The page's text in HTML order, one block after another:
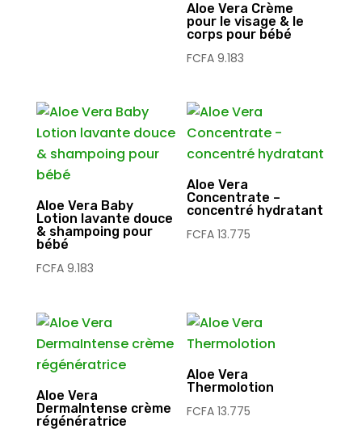
Aloe Vera Crème
pour le visage & le
corps pour bébé
FCFA 9.183
Aloe Vera Baby
Lotion lavante douce
& shampoing pour
bébé
FCFA9.183
Aloe Vera
Concentrate –
concentré hydratant
FCFA 13.775
Aloe Vera
DermaIntense crème
régénératrice
Aloe Vera
Thermolotion
FCFA 13.775